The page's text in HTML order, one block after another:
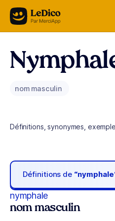
Aller au contenu
nom masculin
Définitions, synonymes,
Définitions de
nymphale
nom masculin